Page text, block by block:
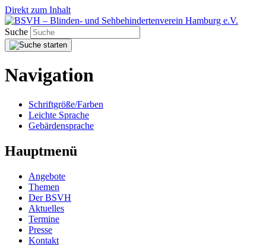
Direkt zum Inhalt
Suche
Navigation
Schriftgröße/Farben
Leichte Sprache
Gebärdensprache
Hauptmenü
Angebote
Themen
Der BSVH
Aktuelles
Termine
Presse
Kontakt